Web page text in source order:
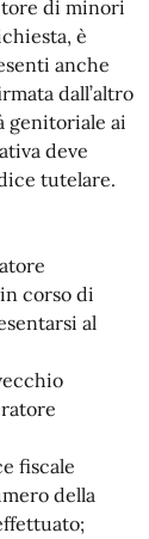
di minori
è
anche
dall’altro
genitoriale ai
deve
tutelare.
corso di
al
fiscale
della